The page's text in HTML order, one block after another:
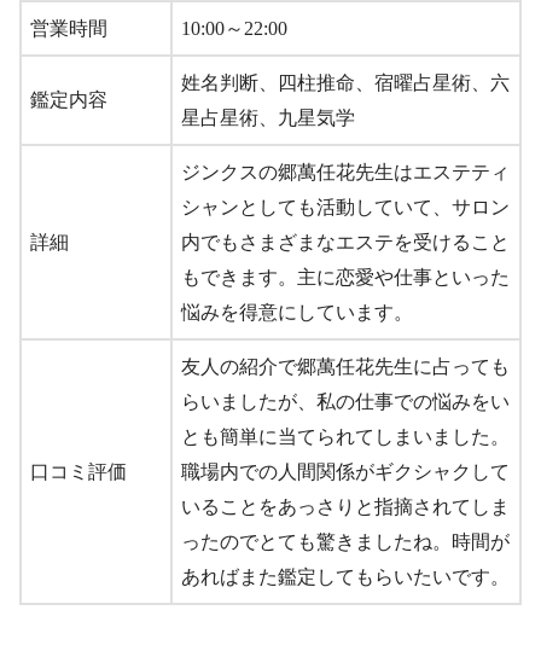
営業時間 10:00～22:00
鑑定内容
姓名判断、四柱推命、宿曜占星術、六
星占星術、九星気学
詳細
ジンクスの郷萬任花先生はエステティ
シャンとしても活動していて、サロン
内でもさまざまなエステを受けること
もできます。主に恋愛や仕事といった
悩みを得意にしています。
口コミ評価
友人の紹介で郷萬任花先生に占っても
らいましたが、私の仕事での悩みをい
とも簡単に当てられてしまいました。
職場内での人間関係がギクシャクして
いることをあっさりと指摘されてしま
ったのでとても驚きましたね。時間が
あればまた鑑定してもらいたいです。